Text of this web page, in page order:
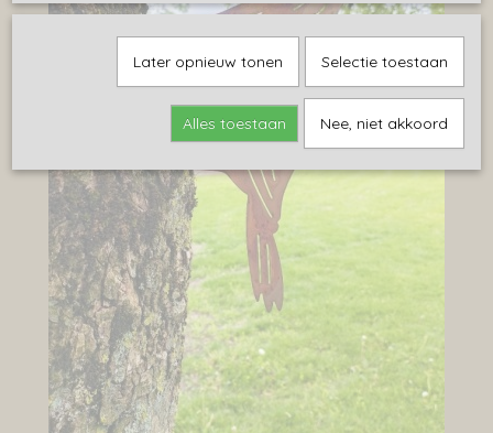
Later opnieuw tonen Selectie toestaan
Alles toestaan Nee, niet akkoord